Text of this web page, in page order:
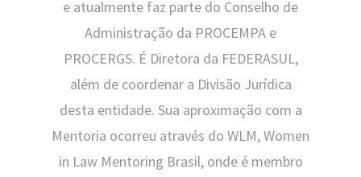
e atualmente faz parte do Conselho de
Administração da PROCEMPA e
PROCERGS. É Diretora da FEDERASUL,
além de coordenar a Divisão Jurídica
desta entidade. Sua aproximação com a
Mentoria ocorreu através do WLM, Women
in Law Mentoring Brasil, onde é membro